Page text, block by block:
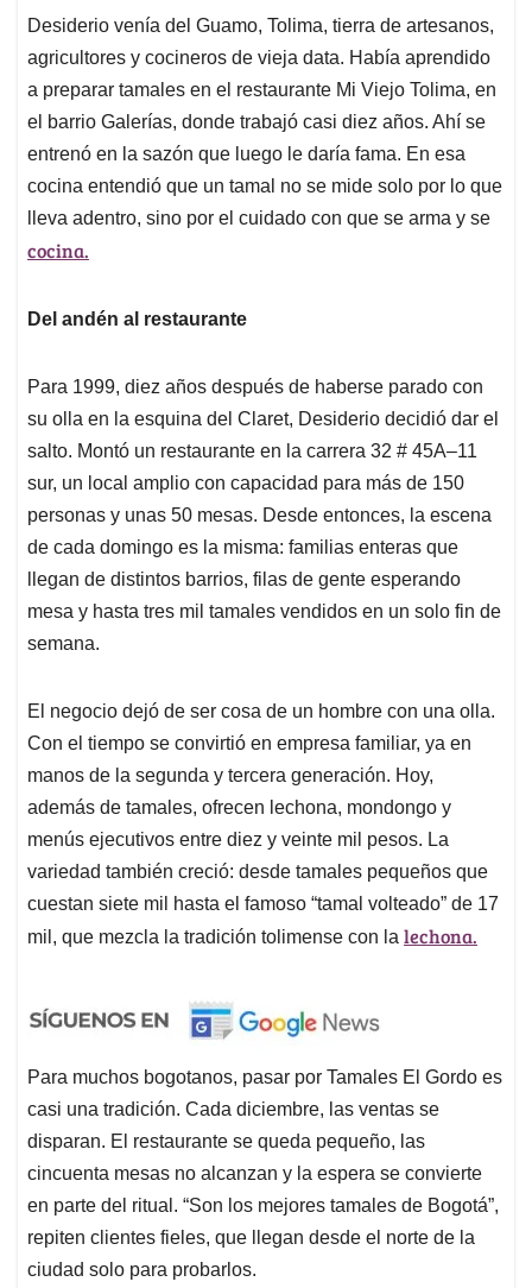
Desiderio venía del Guamo, Tolima, tierra de artesanos,
agricultores y cocineros de vieja data. Había aprendido
a preparar tamales en el restaurante Mi Viejo Tolima, en
el barrio Galerías, donde trabajó casi diez años. Ahí se
entrenó en la sazón que luego le daría fama. En esa
cocina entendió que un tamal no se mide solo por lo que
lleva adentro, sino por el cuidado con que se arma y se
cocina.
Del andén al restaurante
Para 1999, diez años después de haberse parado con
su olla en la esquina del Claret, Desiderio decidió dar el
salto. Montó un restaurante en la carrera 32 # 45A–11
sur, un local amplio con capacidad para más de 150
personas y unas 50 mesas. Desde entonces, la escena
de cada domingo es la misma: familias enteras que
llegan de distintos barrios, filas de gente esperando
mesa y hasta tres mil tamales vendidos en un solo fin de
semana.
El negocio dejó de ser cosa de un hombre con una olla.
Con el tiempo se convirtió en empresa familiar, ya en
manos de la segunda y tercera generación. Hoy,
además de tamales, ofrecen lechona, mondongo y
menús ejecutivos entre diez y veinte mil pesos. La
variedad también creció: desde tamales pequeños que
cuestan siete mil hasta el famoso “tamal volteado” de 17
mil, que mezcla la tradición tolimense con la lechona.
Para muchos bogotanos, pasar por Tamales El Gordo es
casi una tradición. Cada diciembre, las ventas se
disparan. El restaurante se queda pequeño, las
cincuenta mesas no alcanzan y la espera se convierte
en parte del ritual. “Son los mejores tamales de Bogotá”,
repiten clientes fieles, que llegan desde el norte de la
ciudad solo para probarlos.